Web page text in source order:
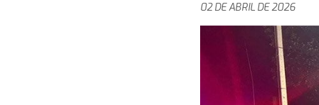
02 DE ABRIL DE 2026